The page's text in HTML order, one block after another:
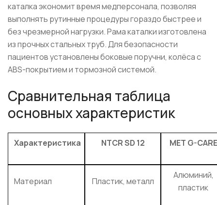
каталка экономит время медперсонала, позволяя
выполнять рутинные процедуры гораздо быстрее и
без чрезмерной нагрузки. Рама каталки изготовлена
из прочных стальных труб. Для безопасности
пациентов установлены боковые поручни, колёса с
ABS-покрытием и тормозной системой.
Сравнительная таблица
основных характеристик
Характеристика NTCR SD 12 MET G-CARE
Материал Пластик, металл
Алюминий,
пластик